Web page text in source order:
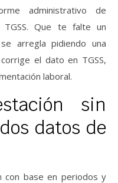
administrativo de
Que te falte un
arregla pidiendo una
el dato en TGSS,
laboral.
sin
datos de
con base en periodos y